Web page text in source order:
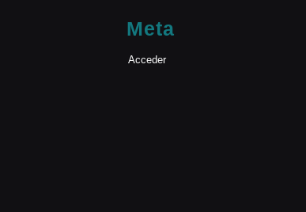
Meta
Acceder